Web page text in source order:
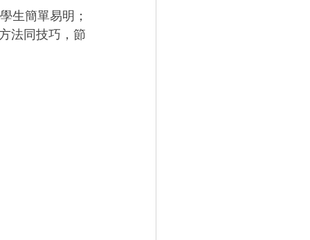
生簡單易明；
法同技巧，節